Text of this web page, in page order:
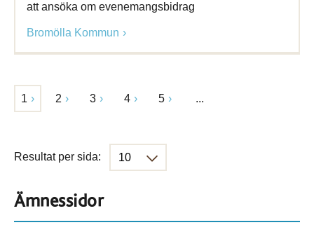
att ansöka om evenemangsbidrag
Bromölla Kommun
1 2 3 4 5 ...
Resultat per sida:
Ämnessidor